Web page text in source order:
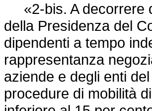
«2-bis. A decorrere
della Presidenza del
dipendenti a tempo
rappresentanza
aziende e degli enti
procedure di mobilità